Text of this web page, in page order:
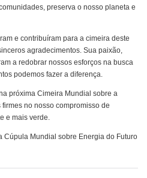
preserva o nosso planeta e
e contribuíram para a cimeira deste
agradecimentos. Sua paixão,
a redobrar nossos esforços na busca
podemos fazer a diferença.
próxima Cimeira Mundial sobre a
no nosso compromisso de
e mais verde.